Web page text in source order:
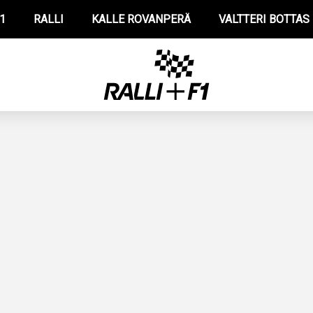
RALLI KALLE ROVANPERÄ VALTTERI BOTTAS